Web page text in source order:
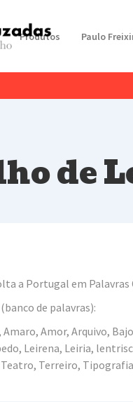
Produtos Paulo
de
a Portugal em Palavras
de palavras):
Amor, Arquivo,
Leirena, Leiria,
Teatro, Terreiro,